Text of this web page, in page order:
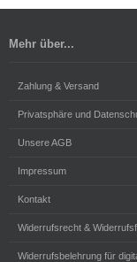
Mehr über...
Zahlung & Versand
Privatsphäre und
Unsere AGB
Impressum
Kontakt
Widerrufsrecht &
Widerrufsbelehrung für